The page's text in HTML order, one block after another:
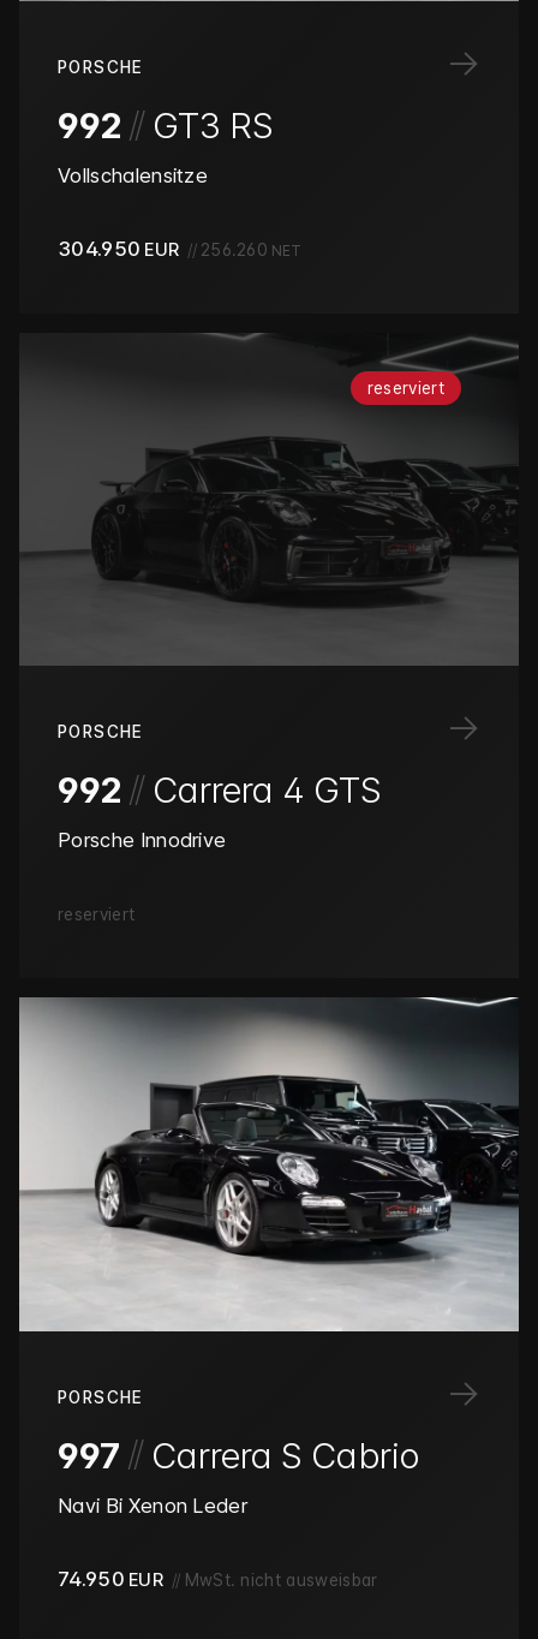
→
PORSCHE
992 // GT3 RS
Vollschalensitze
304.950 EUR // 256.260 NET
reserviert
→
PORSCHE
992 // Carrera 4 GTS
Porsche Innodrive
reserviert
→
PORSCHE
997 // Carrera S Cabrio
Navi Bi Xenon Leder
74.950 EUR // MwSt. nicht ausweisbar